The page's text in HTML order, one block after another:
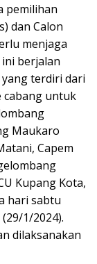
pemilihan
dan Calon
menjaga
berjalan
terdiri dari
cabang untuk
Maukaro
Capem
Kupang Kota,
hari sabtu
1/2024).
dilaksanakan